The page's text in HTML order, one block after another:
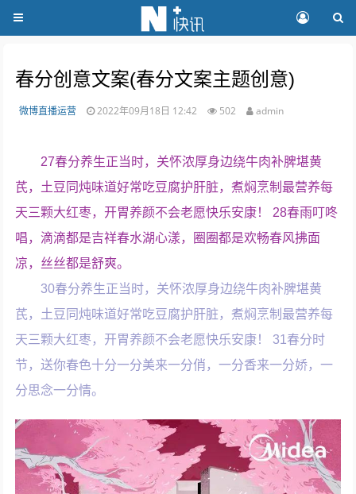
春分创意文案(春分文案主题创意)
微博直播运营 2022年09月18日 12:42 502 admin
27春分养生正当时，关怀浓厚身边绕牛肉补脾堪黄
芪，土豆同炖味道好常吃豆腐护肝脏，煮焖烹制最营养每
天三颗大红枣，开胃养颜不会老愿快乐安康！ 28春雨叮咚
唱，滴滴都是吉祥春水湖心漾，圈圈都是欢畅春风拂面
凉，丝丝都是舒爽。
30春分养生正当时，关怀浓厚身边绕牛肉补脾堪黄
芪，土豆同炖味道好常吃豆腐护肝脏，煮焖烹制最营养每
天三颗大红枣，开胃养颜不会老愿快乐安康！ 31春分时
节，送你春色十分一分美来一分俏，一分香来一分娇，一
分思念一分情。